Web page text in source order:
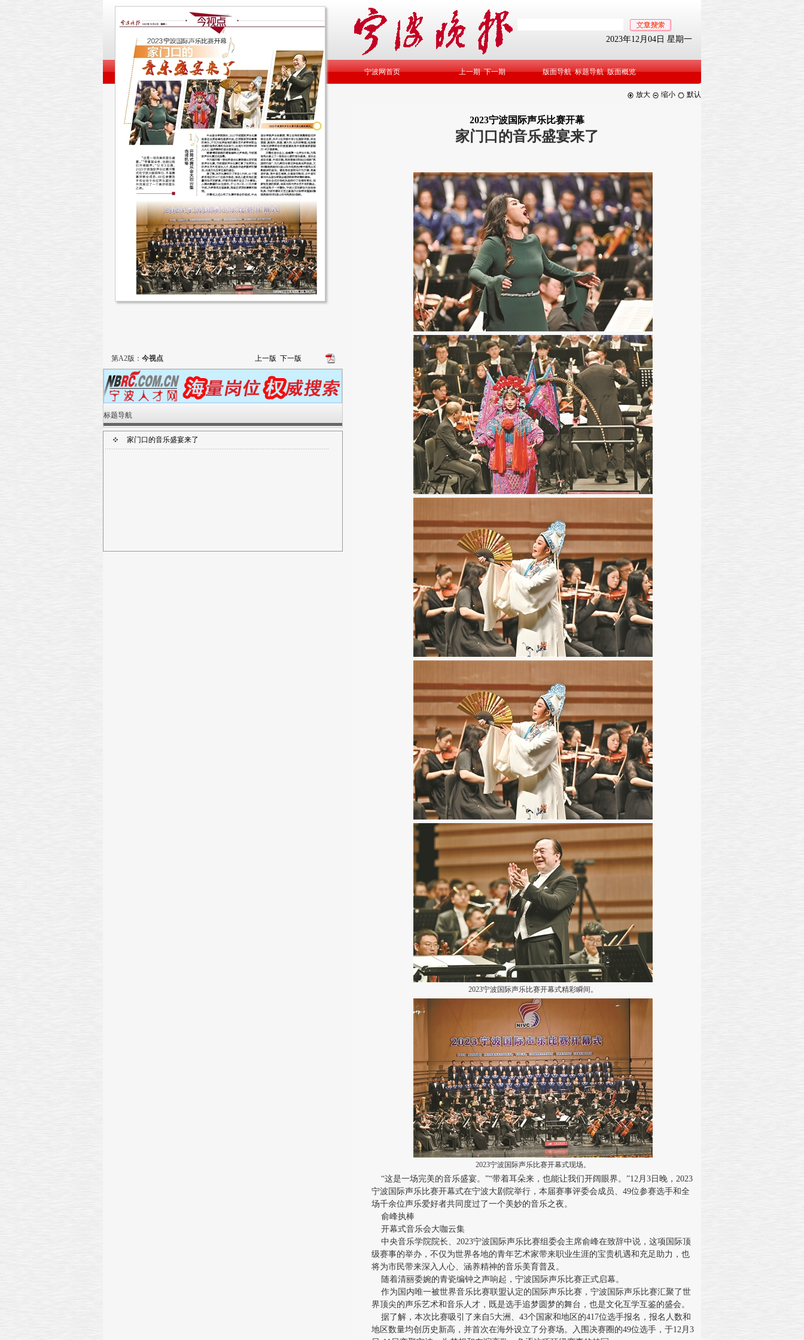
第A2版： 今视点 上一版 下一版
标题导航
家门口的音乐盛宴来了
2023年12月04日 星期一
宁波网首页 上一期 下一期 版面导航 标题导航 版面概览
放大 缩小 默认
2023宁波国际声乐比赛开幕
家门口的音乐盛宴来了
2023宁波国际声乐比赛开幕式精彩瞬间。
2023宁波国际声乐比赛开幕式现场。
“这是一场完美的音乐盛宴。”“带着耳朵来，也能让我们开阔眼界。”12月3日晚，2023
宁波国际声乐比赛开幕式在宁波大剧院举行，本届赛事评委会成员、49位参赛选手和全
场千余位声乐爱好者共同度过了一个美妙的音乐之夜。
俞峰执棒
开幕式音乐会大咖云集
中央音乐学院院长、2023宁波国际声乐比赛组委会主席俞峰在致辞中说，这项国际顶
级赛事的举办，不仅为世界各地的青年艺术家带来职业生涯的宝贵机遇和充足助力，也
将为市民带来深入人心、涵养精神的音乐美育普及。
随着清丽委婉的青瓷编钟之声响起，宁波国际声乐比赛正式启幕。
作为国内唯一被世界音乐比赛联盟认定的国际声乐比赛，宁波国际声乐比赛汇聚了世
界顶尖的声乐艺术和音乐人才，既是选手追梦圆梦的舞台，也是文化互学互鉴的盛会。
据了解，本次比赛吸引了来自5大洲、43个国家和地区的417位选手报名，报名人数和
地区数量均创历史新高，并首次在海外设立了分赛场。入围决赛圈的49位选手，于12月3